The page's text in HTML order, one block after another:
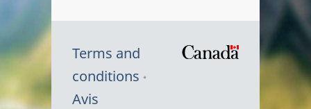
Terms and
conditions
Avis